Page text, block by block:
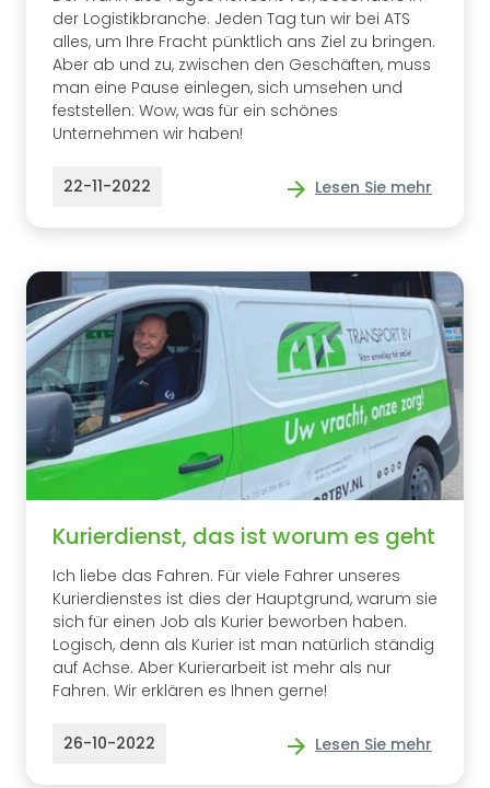
der Logistikbranche. Jeden Tag tun wir bei ATS
alles, um Ihre Fracht pünktlich ans Ziel zu bringen.
Aber ab und zu, zwischen den Geschäften, muss
man eine Pause einlegen, sich umsehen und
feststellen: Wow, was für ein schönes
Unternehmen wir haben!
22-11-2022 Lesen Sie mehr
Kurierdienst, das ist worum es geht
Ich liebe das Fahren. Für viele Fahrer unseres
Kurierdienstes ist dies der Hauptgrund, warum sie
sich für einen Job als Kurier beworben haben.
Logisch, denn als Kurier ist man natürlich ständig
auf Achse. Aber Kurierarbeit ist mehr als nur
Fahren. Wir erklären es Ihnen gerne!
26-10-2022 Lesen Sie mehr